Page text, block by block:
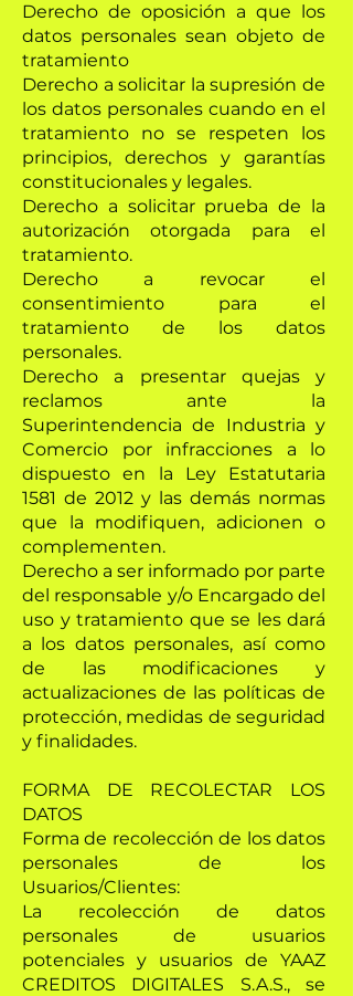
Derecho de oposición a que los
datos personales sean objeto de
tratamiento
Derecho a solicitar la supresión de
los datos personales cuando en el
tratamiento no se respeten los
principios, derechos y garantías
constitucionales y legales.
Derecho a solicitar prueba de la
autorización otorgada para el
tratamiento.
Derecho a revocar el
consentimiento para el
tratamiento de los datos
personales.
Derecho a presentar quejas y
reclamos ante la
Superintendencia de Industria y
Comercio por infracciones a lo
dispuesto en la Ley Estatutaria
1581 de 2012 y las demás normas
que la modifiquen, adicionen o
complementen.
Derecho a ser informado por parte
del responsable y/o Encargado del
uso y tratamiento que se les dará
a los datos personales, así como
de las modificaciones y
actualizaciones de las políticas de
protección, medidas de seguridad
y finalidades.
FORMA DE RECOLECTAR LOS
DATOS
Forma de recolección de los datos
personales de los
Usuarios/Clientes:
La recolección de datos
personales de usuarios
potenciales y usuarios de YAAZ
CREDITOS DIGITALES S.A.S., se